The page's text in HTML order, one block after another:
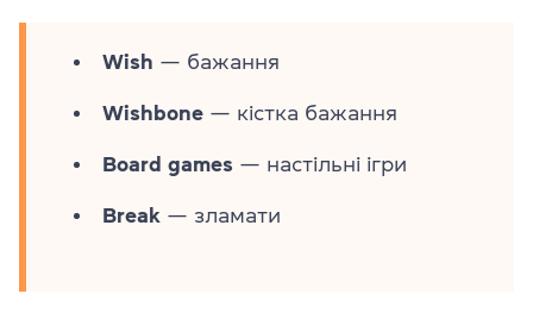
Wish — бажання
Wishbone — кістка бажання
Board games — настільні ігри
Break — зламати